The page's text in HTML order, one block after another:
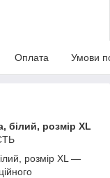
Оплата Умови
білий, розмір XL
розмір XL —